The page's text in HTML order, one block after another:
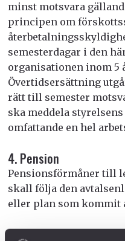
minst motsvara
principen om
semesterdagar i den
organisationen inom 5
Övertidsersättning
rätt till semester
ska meddela
omfattande en hel
4. Pension
Pensionsförmåner till
skall följa den
eller plan som kommit
5. Villkor vid